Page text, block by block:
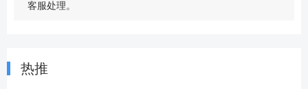
客服处理。
热推